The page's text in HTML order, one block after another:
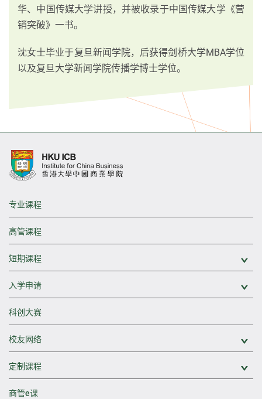
华、中国传媒大学讲授，并被收录于中国传媒大学《营
销突破》一书。
沈女士毕业于复旦新闻学院，后获得剑桥大学MBA学位
以及复旦大学新闻学院传播学博士学位。
专业课程
高管课程
短期课程
入学申请
科创大赛
校友网络
定制课程
商管e课